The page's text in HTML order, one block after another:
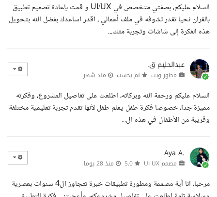
السلام عليكم، بصفتي متخصص في UI/UX و قمت بإعادة تصميم تطبيق
بالقران نحيا تقدر تشوفه في ملف أعمالي ، اقدر اساعدك بفضل الله بتحويل
هذه الفكرة إلى شاشات وتجربة متك...
عبدالحليم ق.
مطور ويب لم يحسب منذ شهر
السلام عليكم ورحمة الله وبركاته، اطلعت على تفاصيل المشروع، وفكرته
مميزة جدا، خصوصا فكرة طفل يعلم طفل لأنها تقدم تجربة تعليمية مختلفة
وقريبة من الأطفال في هذه ال...
Aya A.
مصمم UI UX منذ 28 يوما
مرحبا، انا آية مصممة ومطورة تطبيقات خبرة تتجاوز ال4 سنوات بعصرية